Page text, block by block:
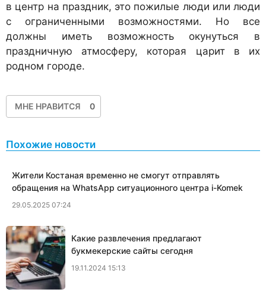
в центр на праздник, это пожилые люди или люди
с ограниченными возможностями. Но все
должны иметь возможность окунуться в
праздничную атмосферу, которая царит в их
родном городе.
МНЕ НРАВИТСЯ 0
Похожие новости
Жители Костаная временно не смогут отправлять
обращения на WhatsApp ситуационного центра i-Komek
29.05.2025 07:24
Какие развлечения предлагают
букмекерские сайты сегодня
19.11.2024 15:13